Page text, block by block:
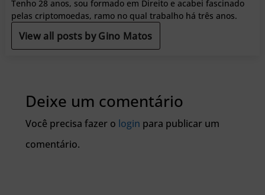
Tenho 28 anos, sou formado em Direito e acabei fascinado
pelas criptomoedas, ramo no qual trabalho há três anos.
View all posts by Gino Matos
Deixe um comentário
Você precisa fazer o login para publicar um
comentário.